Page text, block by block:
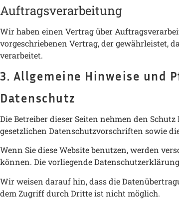
Auftragsverarbeitung
Wir haben einen Vertrag über
vorgeschriebenen Vertrag, der gewährleistet,
verarbeitet.
3. Allgemeine Hinweise und
Datenschutz
Die Betreiber dieser Seiten nehmen den
gesetzlichen Datenschutzvorschriften sowie
Wenn Sie diese Website benutzen, werden
können. Die vorliegende
Wir weisen darauf hin, dass die
dem Zugriff durch Dritte ist nicht möglich.